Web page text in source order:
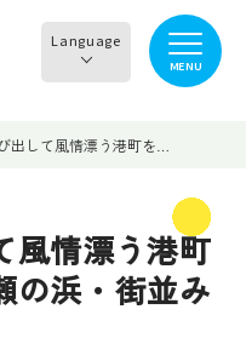
Language
한국어
简体中文
MENU
食べる
出して風情漂う港町を…
風情漂う港町
の浜・街並み